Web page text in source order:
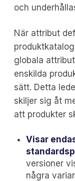
och
När attribut
globala
enskilda
sätt. Detta
skiljer sig åt
att produkter
Visar
versioner
några